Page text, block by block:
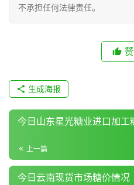
专
地
不承担任何法律责任。
赞
生成海报
今日山东星光糖业进口加工
上一篇
今日云南现货市场糖价情况